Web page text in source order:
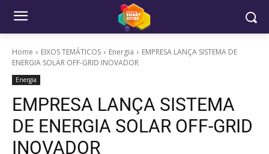
Home EIXOS TEMÁTICOS Energia
EMPRESA LANÇA SISTEMA DE
ENERGIA SOLAR OFF-GRID INOVADOR
Energia
EMPRESA LANÇA SISTEMA
DE ENERGIA SOLAR OFF-GRID
INOVADOR